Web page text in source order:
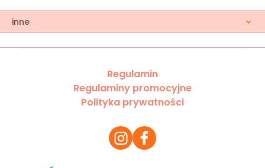
inne
Regulamin
Regulaminy promocyjne
Polityka prywatności